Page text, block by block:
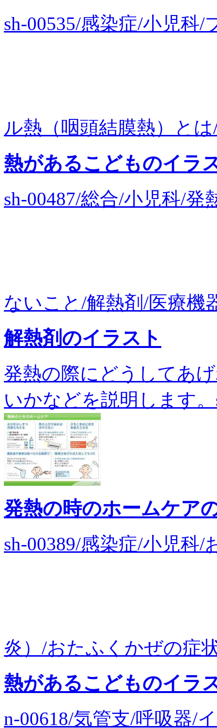
sh-00535/感染症/小児科
ル熱（咽頭結膜熱）と
熱があるこどものイラ
sh-00487/総合/小児科/
ないこと/解熱剤/医療機
解熱剤のイラスト
発熱の際にどうしてあ
いかなどを説明します
発熱の時のホームケア
sh-00389/感染症/小児科
炎）/おたふくかぜの症
熱があるこどものイラ
n-00618/気管支/呼吸器/